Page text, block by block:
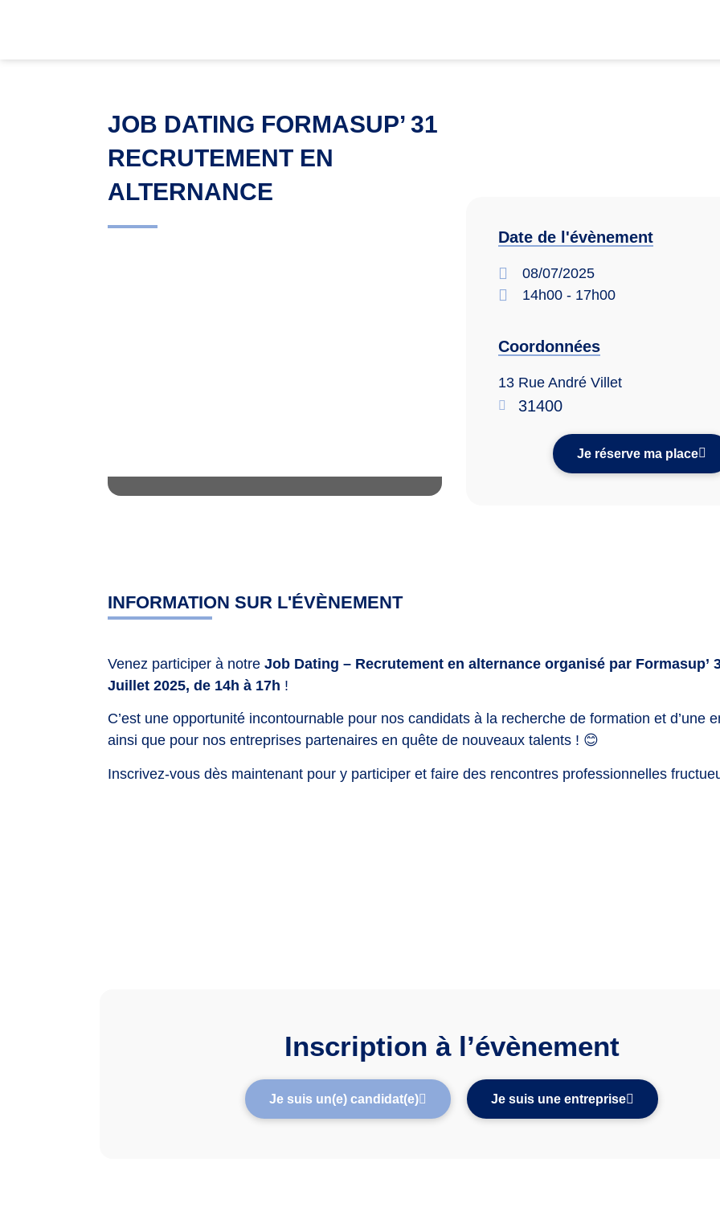
JOB DATING FORMASUP’ 31
RECRUTEMENT EN
ALTERNANCE
Date de l'évènement
08/07/2025
14h00 - 17h00
Coordonnées
13 Rue André Villet
31400
Je réserve ma place
INFORMATION SUR L'ÉVÈNEMENT
Venez participer à notre Job Dating – Recrutement en alternance organisé par Formasup’
Juillet 2025, de 14h à 17h !
C’est une opportunité incontournable pour nos candidats à la recherche de formation et d’une
ainsi que pour nos entreprises partenaires en quête de nouveaux talents ! 😊
Inscrivez-vous dès maintenant pour y participer et faire des rencontres professionnelles
Inscription à l’évènement
Je suis un(e) candidat(e) Je suis une entreprise